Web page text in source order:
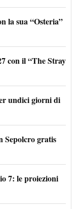
la sua “Osteria”
con il “The Stray
undici giorni di
Sepolcro gratis
7: le proiezioni